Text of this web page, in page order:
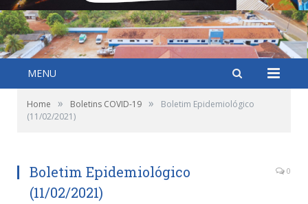
MENU
Home » Boletins COVID-19 »
Boletim Epidemiológico
(11/02/2021)
Boletim Epidemiológico
(11/02/2021)
0